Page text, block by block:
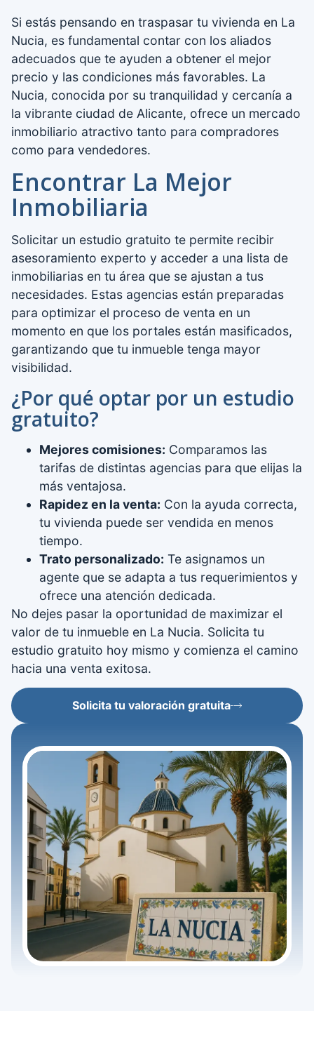
Si estás pensando en traspasar tu vivienda en La
Nucia, es fundamental contar con los aliados
adecuados que te ayuden a obtener el mejor
precio y las condiciones más favorables. La
Nucia, conocida por su tranquilidad y cercanía a
la vibrante ciudad de Alicante, ofrece un mercado
inmobiliario atractivo tanto para compradores
como para vendedores.
Encontrar La Mejor
Inmobiliaria
Solicitar un estudio gratuito te permite recibir
asesoramiento experto y acceder a una lista de
inmobiliarias en tu área que se ajustan a tus
necesidades. Estas agencias están preparadas
para optimizar el proceso de venta en un
momento en que los portales están masificados,
garantizando que tu inmueble tenga mayor
visibilidad.
¿Por qué optar por un estudio
gratuito?
Mejores comisiones: Comparamos las
tarifas de distintas agencias para que elijas la
más ventajosa.
Rapidez en la venta: Con la ayuda correcta,
tu vivienda puede ser vendida en menos
tiempo.
Trato personalizado: Te asignamos un
agente que se adapta a tus requerimientos y
ofrece una atención dedicada.
No dejes pasar la oportunidad de maximizar el
valor de tu inmueble en La Nucia. Solicita tu
estudio gratuito hoy mismo y comienza el camino
hacia una venta exitosa.
Solicita tu valoración gratuita